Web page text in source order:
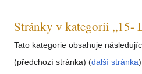
Stránky v kategorii „15-
Tato kategorie obsahuje
(předchozí stránka) (další stránka)